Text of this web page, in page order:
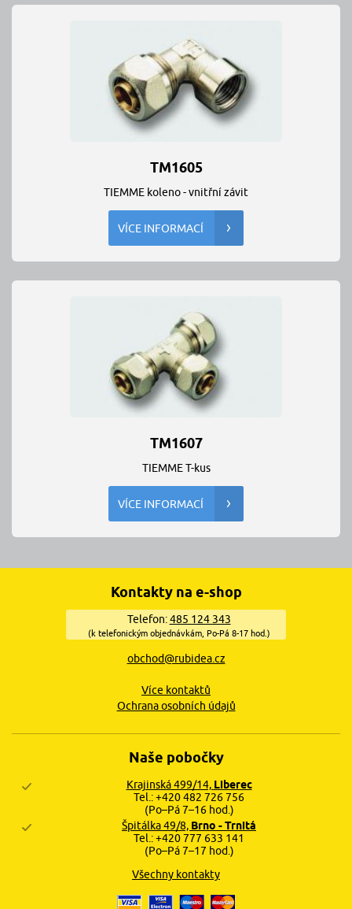
TM1605
TIEMME koleno - vnitřní závit
VÍCE INFORMACÍ
TM1607
TIEMME T-kus
VÍCE INFORMACÍ
Kontakty na e-shop
Telefon:485 124 343
(k telefonickým objednávkám, Po-Pá 8-17 hod.)
obchod@rubidea.cz
Více kontaktů
Ochrana osobních údajů
Naše pobočky
Krajinská 499/14, Liberec
Tel.: +420 482 726 756
(Po–Pá 7–16 hod.)
Špitálka 49/8, Brno - Trnitá
Tel.: +420 777 633 141
(Po–Pá 7–17 hod.)
Všechny kontakty